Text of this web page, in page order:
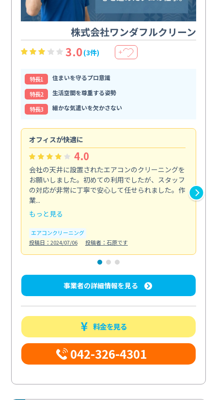
株式会社ワンダフルクリーン
3.0(3件) ＋
特⻑1
住まいを守るプロ意識
特⻑2
生活空間を尊重する姿勢
特⻑3
細かな気遣いを欠かさない
オフィスが快適に
4.0
会社の天井に設置されたエアコンのクリーニングを
お願いしました。初めての利用でしたが、スタッフ
の対応が非常に丁寧で安心して任せられました。作
業...
もっと見る
エアコンクリーニング
投稿日：2024/07/06
投稿者：石原です
事業者の詳細情報を見る
料金を見る
042-326-4301